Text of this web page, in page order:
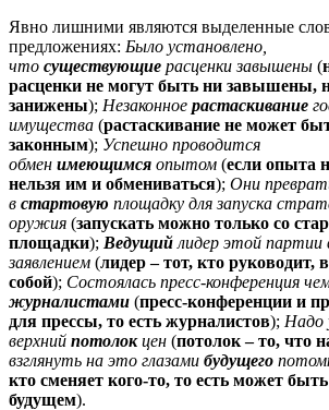
Явно лишними являются выделенные
предложениях: Было установлено,
что существующие расценки завышены (
расценки не могут быть ни завышены,
занижены); Незаконное растаскивание
имущества (растаскивание не может
законным); Успешно проводится
обмен имеющимся опытом (если опыта
нельзя им и обмениваться); Они
в стартовую площадку для запуска
оружия (запускать можно только со
площадки); Ведущий лидер этой партии
заявлением (лидер– тот, кто руководит,
собой); Состоялась пресс-конференция
журналистами (пресс-конференции и
для прессы, то есть журналистов); Надо
верхний потолокцен (потолок– то, что
взглянуть на это глазами будущего
кто сменяет кого-то, то есть может
будущем).